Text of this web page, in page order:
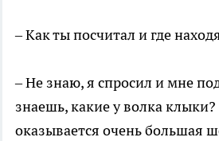
– Как ты посчитал и где
– Не знаю, я спросил и мне
знаешь, какие у волка
оказывается очень большая